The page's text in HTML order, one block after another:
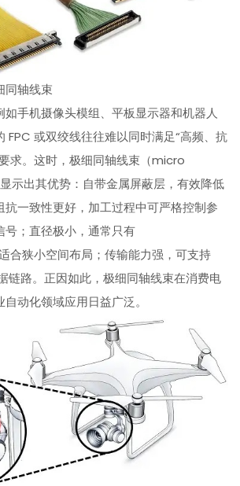
同轴线束
如手机摄像头模组、平板显示器和机器人
FPC 或双绞线往往难以同时满足“高频、抗
求。这时，极细同轴线束（micro
示出其优势：自带金属屏蔽层，有效降低
抗一致性更好，加工过程中可严格控制参
号；直径极小，通常只有
狭小空间布局；传输能力强，可支持
链路。正因如此，极细同轴线束在消费电
动化领域应用日益广泛。